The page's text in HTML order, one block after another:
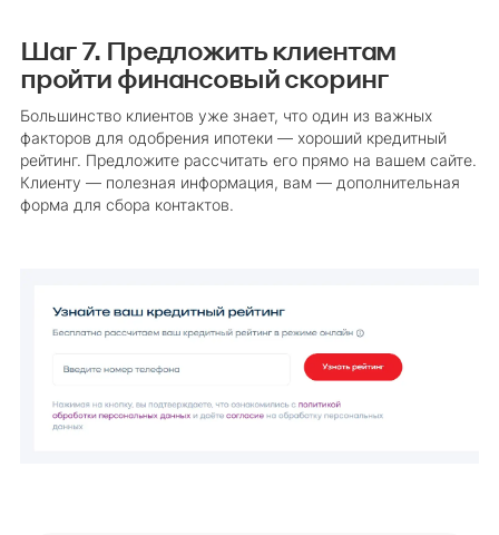
Шаг 7. Предложить клиентам
пройти финансовый скоринг
Большинство клиентов уже знает, что один из важных
факторов для одобрения ипотеки — хороший кредитный
рейтинг. Предложите рассчитать его прямо на вашем сайте.
Клиенту — полезная информация, вам — дополнительная
форма для сбора контактов.